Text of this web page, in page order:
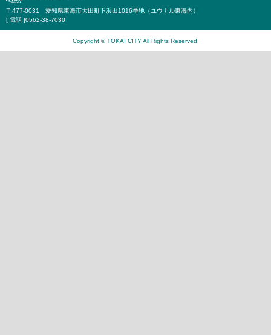
〒477-0031 愛知県東海市大田町下浜田1016番地（ユウナル東海内）
[ 電話 ]0562-38-7030
Copyright © TOKAI CITY All Rights Reserved.